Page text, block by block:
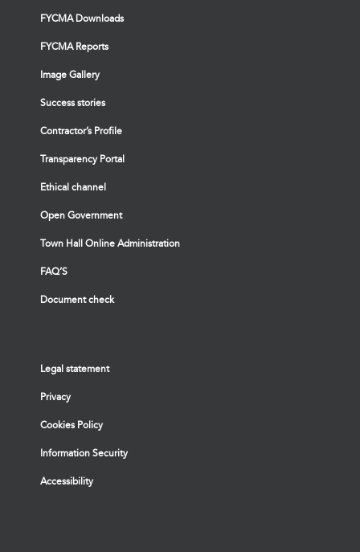
FYCMA Downloads
FYCMA Reports
Image Gallery
Success stories
Contractor’s Profile
Transparency Portal
Ethical channel
Open Government
Town Hall Online Administration
FAQ’S
Document check
Legal statement
Privacy
Cookies Policy
Information Security
Accessibility